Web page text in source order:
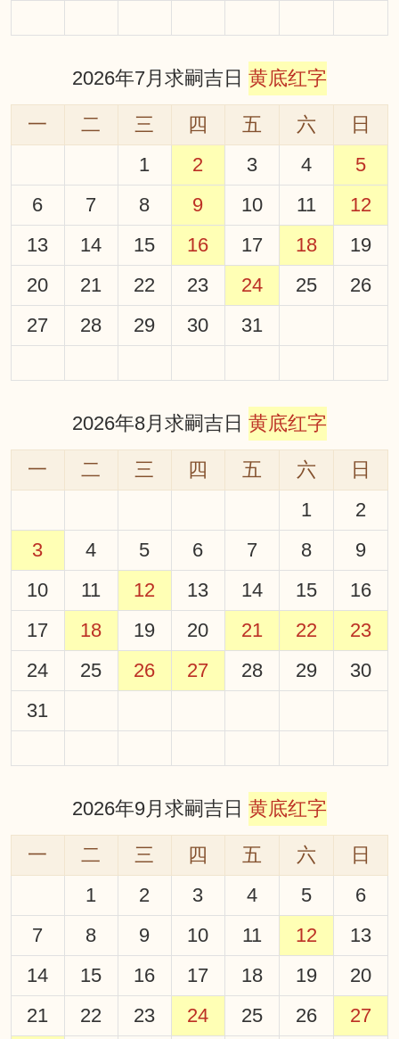
2026年7月求嗣吉日 黄底红字
一 二 三 四 五 六
日
1
2 3 4
5
6
7 8 9 10 11
12
13
14 15 16 17 18
19
20
21 22 23 24 25
26
27
28 29 30 31
2026年8月求嗣吉日 黄底红字
一 二 三 四 五 六
日
1
2
3
4 5 6 7 8
9
10
11 12 13 14 15
16
17
18 19 20 21 22
23
24
25 26 27 28 29
30
31
2026年9月求嗣吉日 黄底红字
一 二 三 四 五 六
日
1
2 3 4 5
6
7
8 9 10 11 12
13
14
15 16 17 18 19
20
21
22 23 24 25 26
27